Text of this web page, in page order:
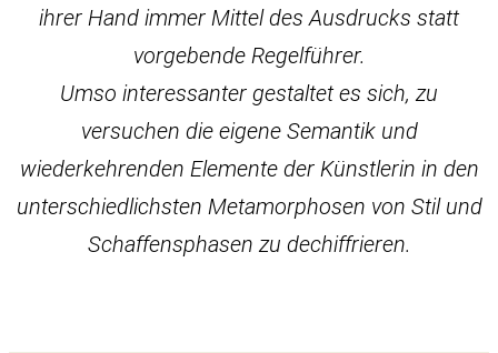
ihrer Hand immer Mittel des Ausdrucks statt
vorgebende Regelführer.
Umso interessanter gestaltet es sich, zu
versuchen die eigene Semantik und
wiederkehrenden Elemente der Künstlerin in den
unterschiedlichsten Metamorphosen von Stil und
Schaffensphasen zu dechiffrieren.